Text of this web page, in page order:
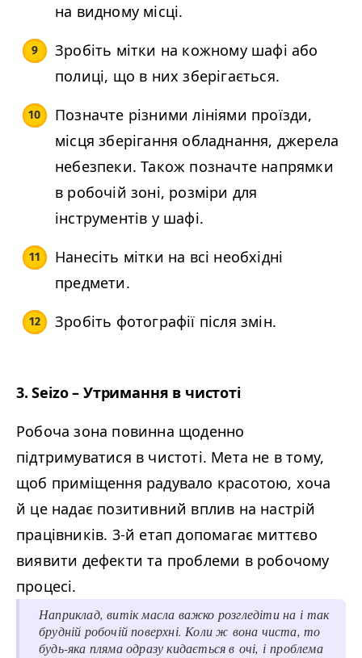
на видному місці.
Зробіть мітки на кожному шафі або
полиці, що в них зберігається.
Позначте різними лініями проїзди,
місця зберігання обладнання, джерела
небезпеки. Також позначте напрямки
в робочій зоні, розміри для
інструментів у шафі.
Нанесіть мітки на всі необхідні
предмети.
Зробіть фотографії після змін.
3. Seizo – Утримання в чистоті
Робоча зона повинна щоденно
підтримуватися в чистоті. Мета не в тому,
щоб приміщення радувало красотою, хоча
й це надає позитивний вплив на настрій
працівників. 3‑й етап допомагає миттєво
виявити дефекти та проблеми в робочому
процесі.
Наприклад, витік масла важко розгледіти на і так
брудній робочій поверхні. Коли ж вона чиста, то
будь-яка пляма одразу кидається в очі, і проблема